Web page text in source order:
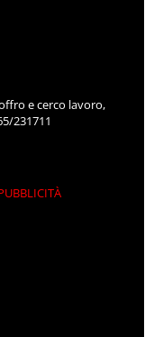
e cerco lavoro,
231711